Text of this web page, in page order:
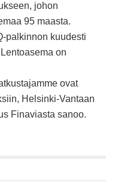
johon
95 maasta.
palkinnon kuudesti
on
ovat
Helsinki-Vantaan
Finaviasta sanoo.